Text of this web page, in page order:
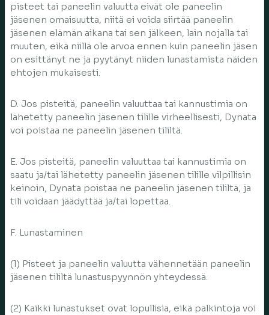
pisteet tai paneelin valuutta eivät ole paneelin
jäsenen omaisuutta, niitä ei voida siirtää paneelin
jäsenen elämän aikana tai sen jälkeen, lain nojalla tai
muuten, eikä niillä ole arvoa ennen kuin paneelin jäsen
on esittänyt ne ja pyytänyt niiden lunastamista näiden
ehtojen mukaisesti.
D. Jos pisteitä, paneelin valuuttaa tai kannustimia on
lähetetty paneelin jäsenen tilille virheellisesti, Dynata
voi poistaa ne paneelin jäsenen tililtä.
E. Jos pisteitä, paneelin valuuttaa tai kannustimia on
saatu ja/tai lähetetty paneelin jäsenen tilille vilpillisin
keinoin, Dynata poistaa ne paneelin jäsenen tililtä, ja
tili voidaan jäädyttää ja/tai lopettaa.
F. Lunastaminen
(1) Pisteet ja paneelin valuutta vähennetään paneelin
jäsenen tililtä lunastuspyynnön yhteydessä.
(2) Kaikki lunastukset ovat lopullisia, eikä palkintoja voi